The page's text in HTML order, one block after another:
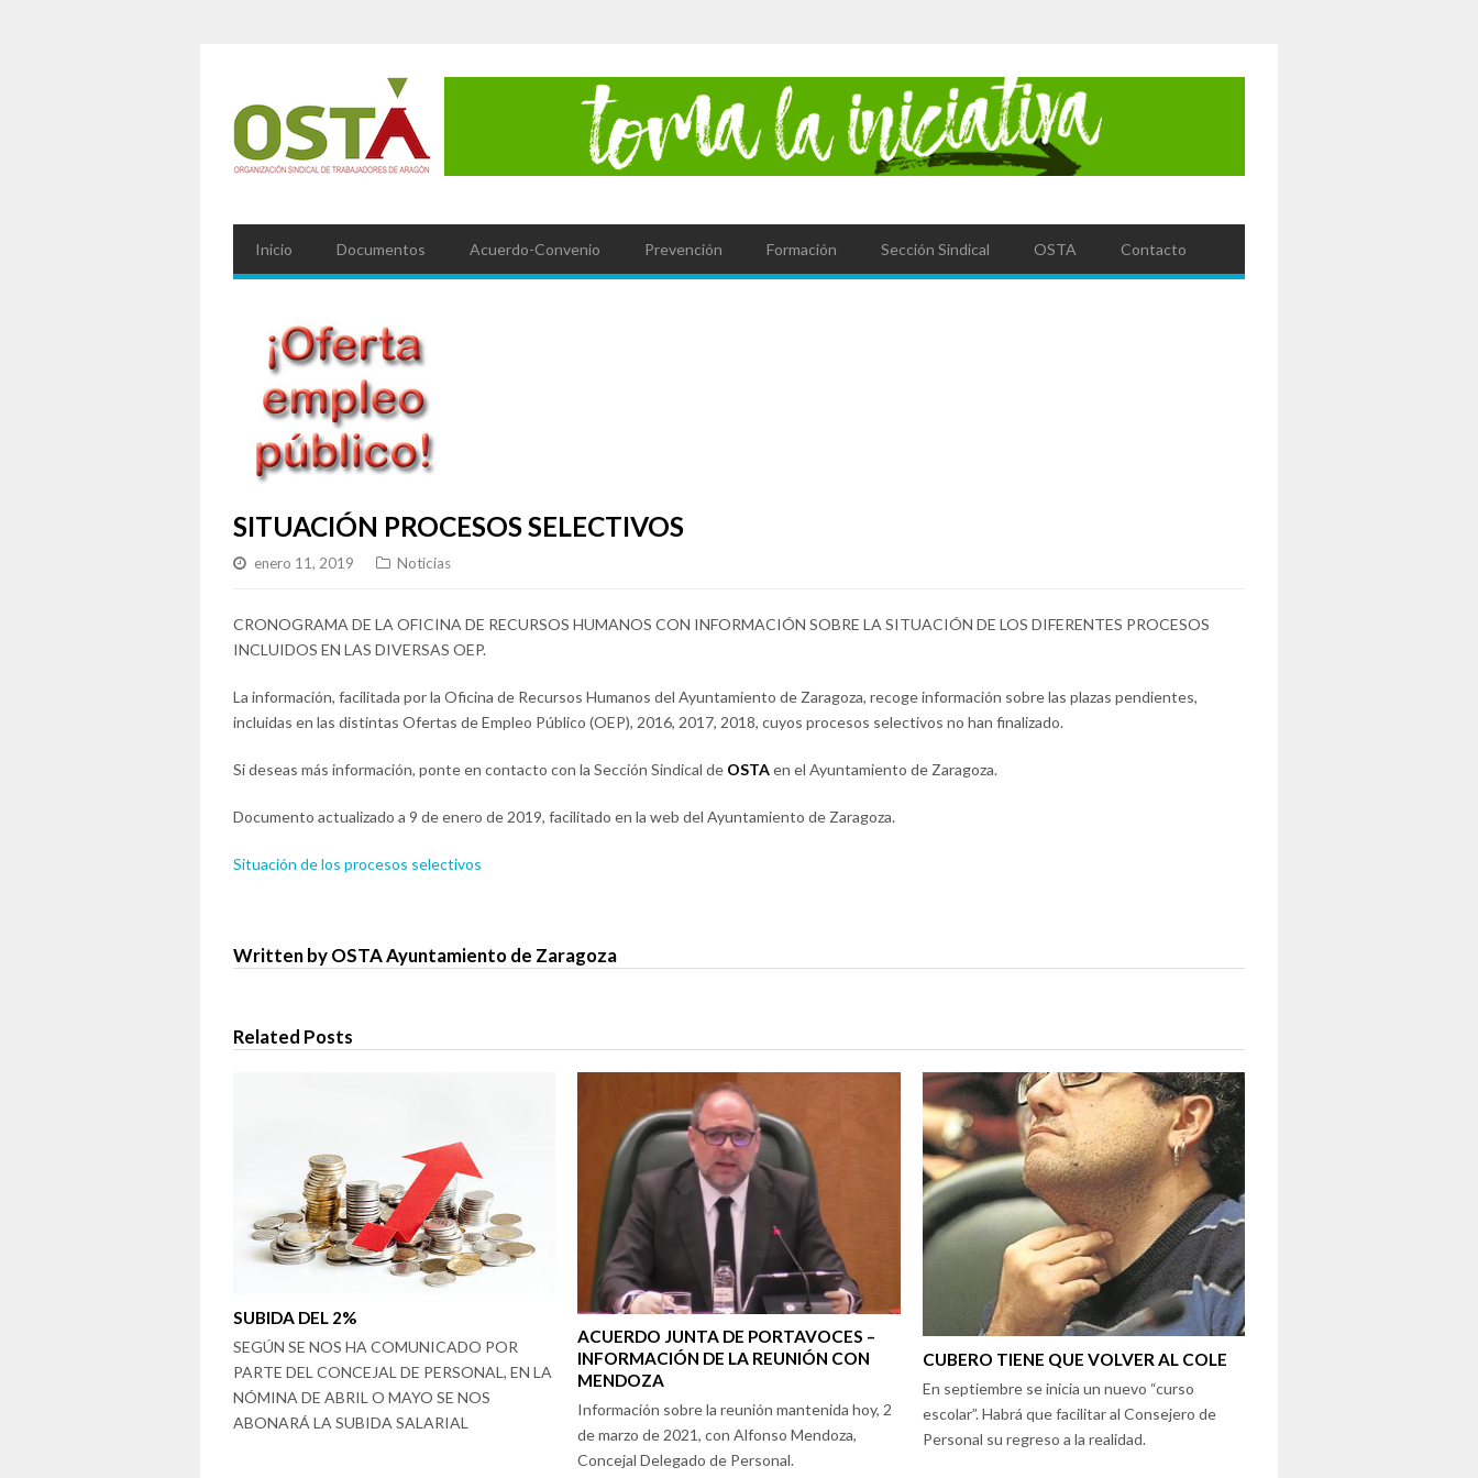
Inicio Documentos Acuerdo-Convenio Prevención Formación Sección Sindical OSTA Contacto
SITUACIÓN PROCESOS SELECTIVOS
enero 11, 2019 Noticias
CRONOGRAMA DE LA OFICINA DE RECURSOS HUMANOS CON INFORMACIÓN SOBRE LA SITUACIÓN DE LOS DIFERENTES PROCESOS
INCLUIDOS EN LAS DIVERSAS OEP.
La información, facilitada por la Oficina de Recursos Humanos del Ayuntamiento de Zaragoza, recoge información sobre las plazas pendientes,
incluidas en las distintas Ofertas de Empleo Público (OEP), 2016, 2017, 2018, cuyos procesos selectivos no han finalizado.
Si deseas más información, ponte en contacto con la Sección Sindical de OSTAen el Ayuntamiento de Zaragoza.
Documento actualizado a 9 de enero de 2019, facilitado en la web del Ayuntamiento de Zaragoza.
Situación de los procesos selectivos
Written by OSTA Ayuntamiento de Zaragoza
Related Posts
SUBIDA DEL 2%
SEGÚN SE NOS HA COMUNICADO POR
PARTE DEL CONCEJAL DE PERSONAL, EN LA
NÓMINA DE ABRIL O MAYO SE NOS
ABONARÁ LA SUBIDA SALARIAL
ACUERDO JUNTA DE PORTAVOCES –
INFORMACIÓN DE LA REUNIÓN CON
MENDOZA
Información sobre la reunión mantenida hoy, 2
de marzo de 2021, con Alfonso Mendoza,
Concejal Delegado de Personal.
CUBERO TIENE QUE VOLVER AL COLE
En septiembre se inicia un nuevo “curso
escolar”. Habrá que facilitar al Consejero de
Personal su regreso a la realidad.